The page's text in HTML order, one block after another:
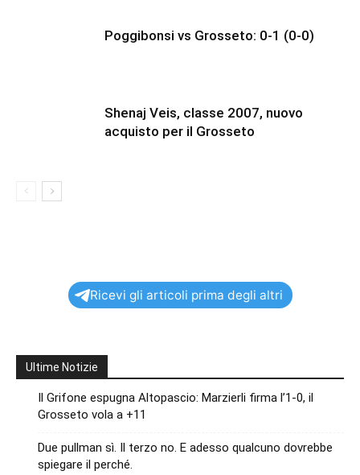
Poggibonsi vs Grosseto: 0-1 (0-0)
Shenaj Veis, classe 2007, nuovo
acquisto per il Grosseto
Ricevi gli articoli prima degli altri
Ultime Notizie
Il Grifone espugna Altopascio: Marzierli firma l’1-0, il
Grosseto vola a +11
Due pullman sì. Il terzo no. E adesso qualcuno dovrebbe
spiegare il perché.